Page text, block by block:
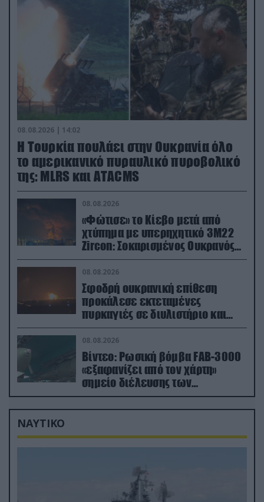
08.08.2026 | 14:02
Η Τουρκία πουλάει στην Ουκρανία όλο
το αμερικανικό πυραυλικό πυροβολικό
της: MLRS και ΑΤΑCMS
08.08.2026
«Φώτισε» το Κίεβο μετά από
χτύπημα με υπερηχητικό 3M22
Zircon: Σοκαρισμένος Ουκρανός
κατέγραψε τη στιγμή (βίντεο)
08.08.2026
Σφοδρή ουκρανική επίθεση
προκάλεσε εκτεταμένες
πυρκαγιές σε διυλιστήριο και
υποδομές της ρωσικής Rosneft
(βίντεο)
08.08.2026
Βίντεο: Ρωσική βόμβα FAB-3000
«εξαφανίζει από τον χάρτη»
σημείο διέλευσης των
ουκρανικών δυνάμεων στην
Ζαπορίζια
ΝΑΥΤΙΚΟ